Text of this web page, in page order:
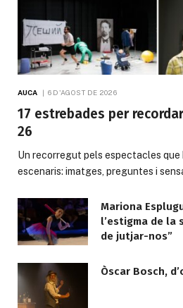
AUCA 6 D'AGOST DE 2026
17 estrebades per
26
Un recorregut pels espectacles que
escenaris: imatges, preguntes i
Mariona
l’estigma de la
de jutjar-nos”
Òscar Bosch,